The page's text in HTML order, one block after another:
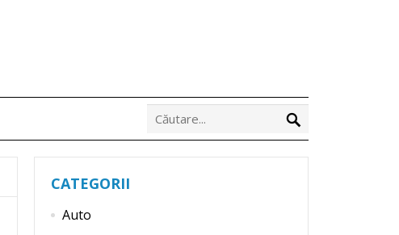
CATEGORII
Auto